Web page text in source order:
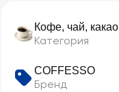
Кофе, чай, какао
Категория
COFFESSO
Бренд